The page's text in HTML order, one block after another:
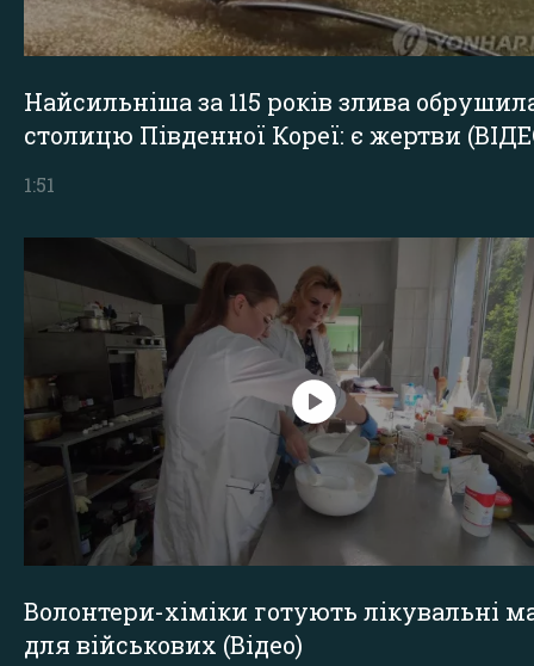
Найсильніша за 115 років злива
столицю Південної Кореї: є жертви
1:51
Волонтери-хіміки готують лікувальні
для військових (Відео)